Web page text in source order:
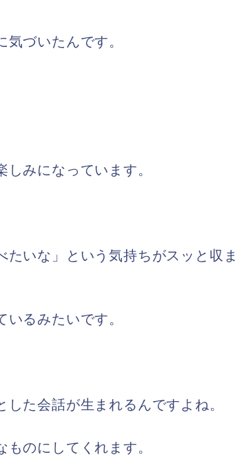
づいたんです。
みになっています。
いな」という気持ちがスッと収ま
るみたいです。
た会話が生まれるんですよね。
のにしてくれます。